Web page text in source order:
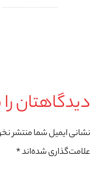
دیدگاهتان
نشانی ایمیل شما منتشر
علامت‌گذاری شده‌اند*